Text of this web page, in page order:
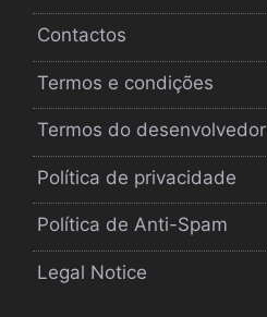
Contactos
Termos e condições
Termos do desenvolvedor
Política de privacidade
Política de Anti-Spam
Legal Notice